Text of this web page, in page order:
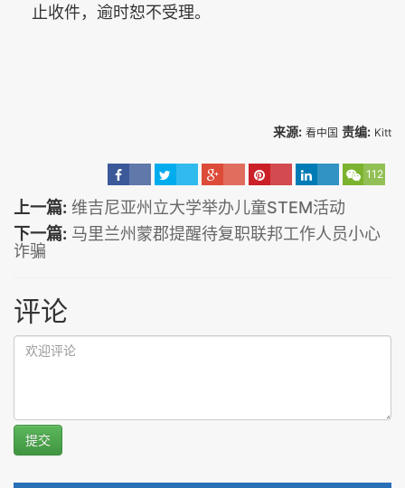
止收件，逾时恕不受理。
来源: 看中国 责编: Kitt
112
上一篇: 维吉尼亚州立大学举办儿童STEM活动
下一篇: 马里兰州蒙郡提醒待复职联邦工作人员小心
诈骗
评论
提交